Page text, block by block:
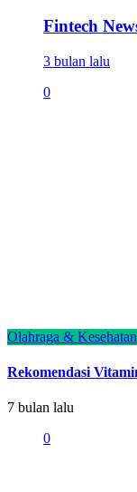
Fintech
3 bulan lalu
0
Olahraga & Kesehatan
Rekomendasi
7 bulan lalu
0